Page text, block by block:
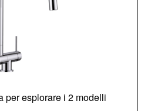
per esplorare i 2 modelli